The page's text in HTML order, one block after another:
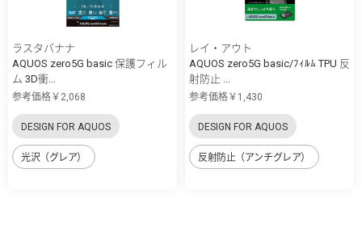
ラスタバナナ
AQUOS zero5G basic 保護フィル
ム 3D衝...
参考価格￥2,068
DESIGN FOR AQUOS
光沢（グレア）
レイ・アウト
AQUOS zero5G basic/ﾌｨﾙﾑ TPU 反
射防止 ...
参考価格￥1,430
DESIGN FOR AQUOS
反射防止（アンチグレア）